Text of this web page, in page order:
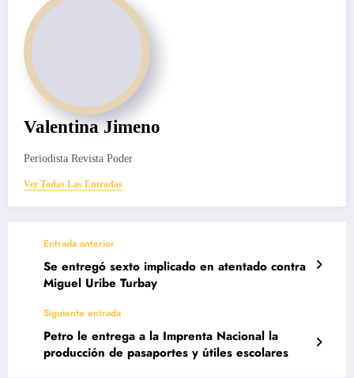
Valentina Jimeno
Periodista Revista Poder
Ver Todas Las Entradas
Entrada anterior
Se entregó sexto implicado en atentado contra
Miguel Uribe Turbay
Siguiente entrada
Petro le entrega a la Imprenta Nacional la
producción de pasaportes y útiles escolares